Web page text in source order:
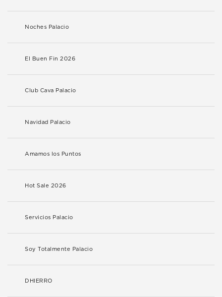
Noches Palacio
El Buen Fin 2026
Club Cava Palacio
Navidad Palacio
Amamos los Puntos
Hot Sale 2026
Servicios Palacio
Soy Totalmente Palacio
DHIERRO